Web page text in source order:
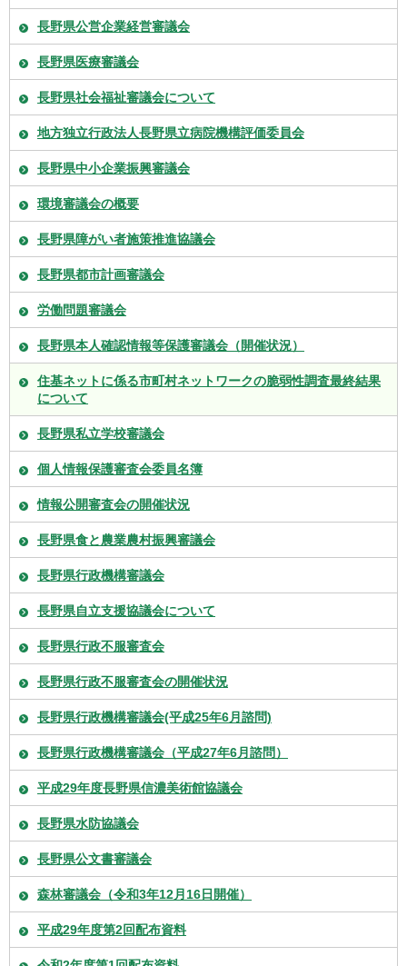
長野県公営企業経営審議会
長野県医療審議会
長野県社会福祉審議会について
地方独立行政法人長野県立病院機構評価委員会
長野県中小企業振興審議会
環境審議会の概要
長野県障がい者施策推進協議会
長野県都市計画審議会
労働問題審議会
長野県本人確認情報等保護審議会（開催状況）
住基ネットに係る市町村ネットワークの脆弱性調査最終結果
について
長野県私立学校審議会
個人情報保護審査会委員名簿
情報公開審査会の開催状況
長野県食と農業農村振興審議会
長野県行政機構審議会
長野県自立支援協議会について
長野県行政不服審査会
長野県行政不服審査会の開催状況
長野県行政機構審議会(平成25年6月諮問)
長野県行政機構審議会（平成27年6月諮問）
平成29年度長野県信濃美術館協議会
長野県水防協議会
長野県公文書審議会
森林審議会（令和3年12月16日開催）
平成29年度第2回配布資料